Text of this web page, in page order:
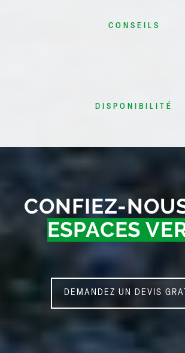
CONSEILS
DISPONIBILITÉ
CONFIEZ-
ESPACES
DEMANDEZ UN DEVIS